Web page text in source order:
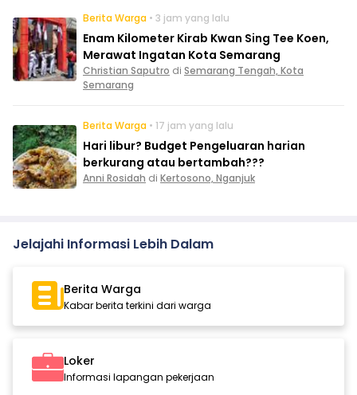
Berita Warga • 3 jam yang lalu
Enam Kilometer Kirab Kwan Sing Tee Koen,
Merawat Ingatan Kota Semarang
Christian Saputro di Semarang Tengah, Kota
Semarang
Berita Warga • 17 jam yang lalu
Hari libur? Budget Pengeluaran harian
berkurang atau bertambah???
Anni Rosidah di Kertosono, Nganjuk
Jelajahi Informasi Lebih Dalam
Berita Warga
Kabar berita terkini dari warga
Loker
Informasi lapangan pekerjaan